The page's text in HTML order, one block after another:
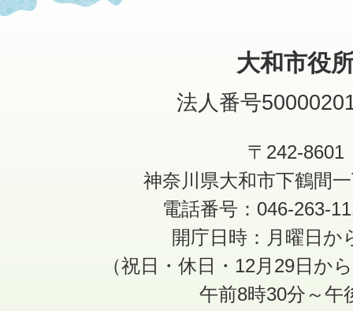
大和市役
法人番号
〒242-8601
神奈川県大和市下鶴間
電話番号：046-263-
開庁日時：月曜日か
（祝日・休日・12月29日か
午前8時30分～午